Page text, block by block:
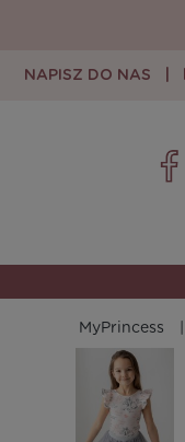
NAPISZ DO NAS
MyPrincess